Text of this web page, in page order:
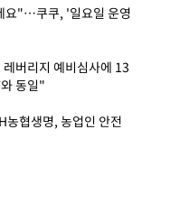
요"…쿠쿠, '일요일 운영
버리지 예비심사에 13
동일"
협생명, 농업인 안전